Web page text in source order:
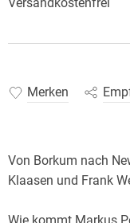
Merken
Von Borkum nach
Klaasen und Frank